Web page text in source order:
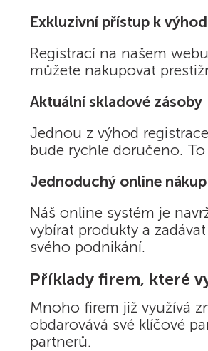
Exkluzivní přístup k
Registrací na našem
můžete nakupovat
Aktuální skladové zásoby
Jednou z výhod
bude rychle doručeno.
Jednoduchý online nákup
Náš online systém je
vybírat produkty a
svého podnikání.
Příklady firem, které
Mnoho firem již využívá
obdarovává své klíčové
partnerů.